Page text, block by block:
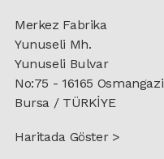
Merkez Fabrika
Yunuseli Mh.
Yunuseli Bulvar
No:75 - 16165 Osmangazi
Bursa / TÜRKİYE
Haritada Göster >